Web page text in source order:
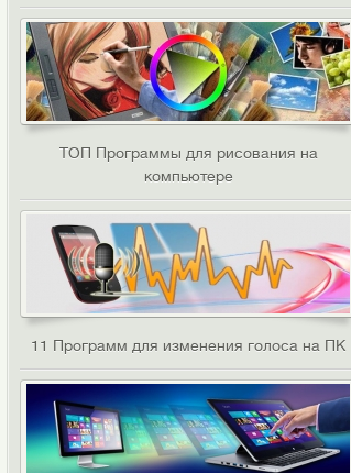
ТОП Программы для рисования на
компьютере
11 Программ для изменения голоса на ПК